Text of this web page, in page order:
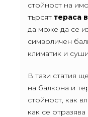
стойност на
търсят тераса
да може да се
символичен
климатик и
В тази статия
на балкона и
стойност, как
как се